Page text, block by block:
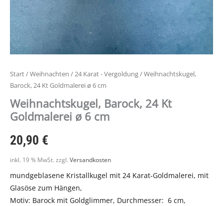
Start/Weihnachten /24 Karat - Vergoldung/ Weihnachtskugel,
Barock, 24 Kt Goldmalerei ø 6 cm
Weihnachtskugel, Barock, 24 Kt
Goldmalerei ø 6 cm
20,90 €
inkl. 19 % MwSt. zzgl. Versandkosten
mundgeblasene Kristallkugel mit 24 Karat-Goldmalerei, mit
Glasöse zum Hängen,
Motiv: Barock mit Goldglimmer, Durchmesser: 6 cm,